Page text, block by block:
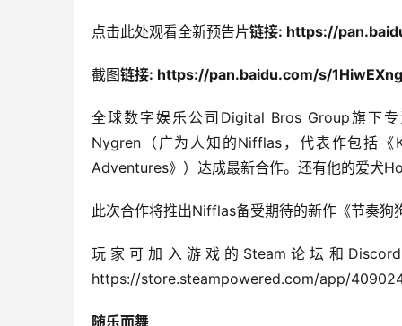
点击此处观看全新预告片链接: https://
截图链接: https://pan.baidu.com/s/
全球数字娱乐公司Digital Bros Group旗下
Nygren（广为人知的Nifflas，代表作包括
Adventures》）达成最新合作。还有他的爱犬
此次合作将推出Nifflas备受期待的新作《节奏
玩家可加入游戏的Steam论坛和
https://store.steampowered.com/app/
随乐而舞